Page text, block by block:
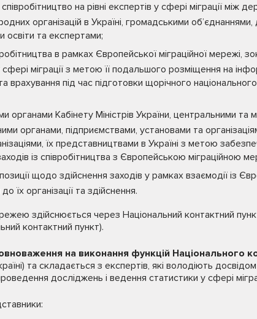
на рівні експертів у сфері міграції між
організацій в Україні, громадськими
та експертами;
в рамках Європейської міграційної мережі,
міграції з метою її подальшого розміщення на
врахування під час підготовки щорічного
органами Кабінету Міністрів України, центральними та
органами, підприємствами, установами та
їх представництвами в Україні з метою
із співробітництва з Європейською міграційною
щодо здійснення заходів у рамках взаємодії із
організації та здійснення.
здійснюється через Національний контактний
контактний пункт).
на виконання функцій Національного
та складається з експертів, які володіють
досліджень і ведення статистики у сфері